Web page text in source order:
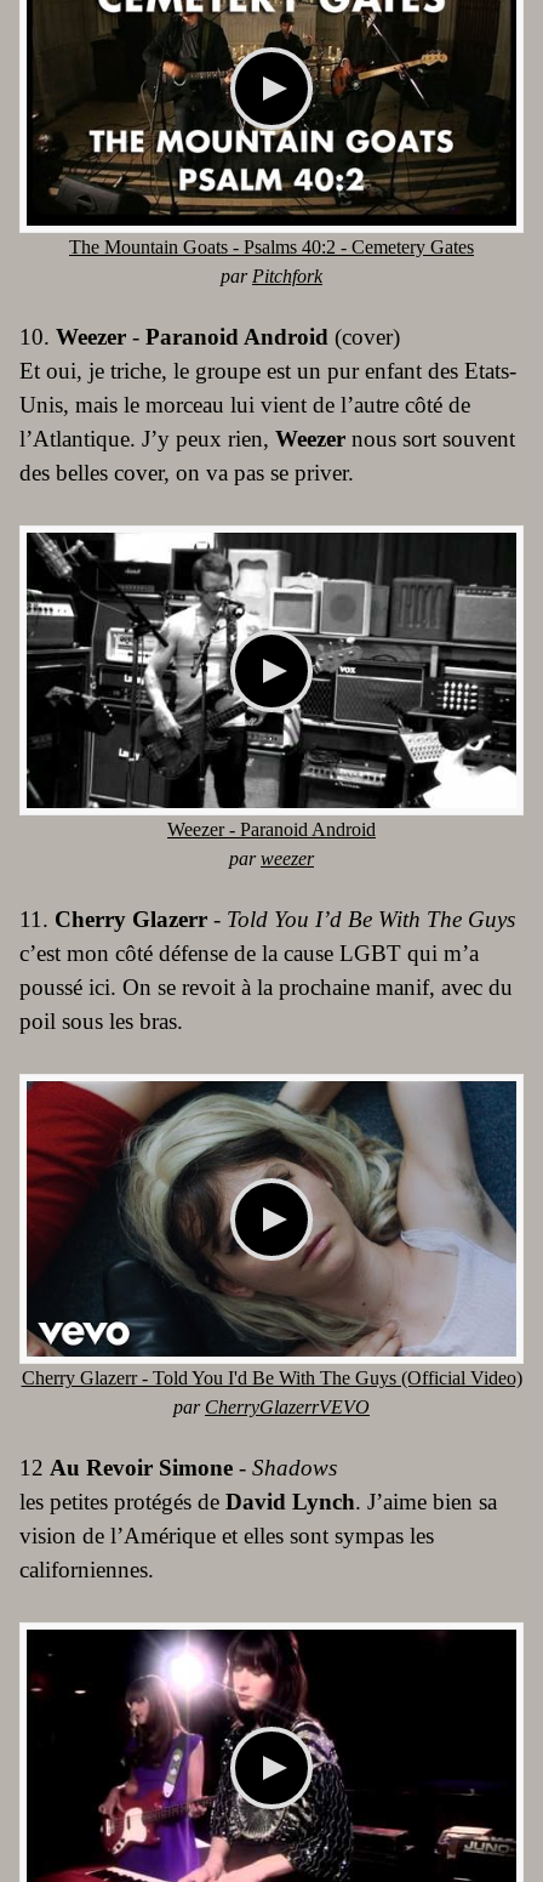
The Mountain Goats - Psalms 40:2 - Cemetery Gates
par Pitchfork
10. Weezer - Paranoid Android (cover)
Et oui, je triche, le groupe est un pur enfant des Etats-
Unis, mais le morceau lui vient de l’autre côté de
l’Atlantique. J’y peux rien, Weezer nous sort souvent
des belles cover, on va pas se priver.
Weezer - Paranoid Android
parweezer
11. Cherry Glazerr - Told You I’d Be With The Guys
c’est mon côté défense de la cause LGBT qui m’a
poussé ici. On se revoit à la prochaine manif, avec du
poil sous les bras.
Cherry Glazerr - Told You I'd Be With The Guys (Official Video)
par CherryGlazerrVEVO
12 Au Revoir Simone - Shadows
les petites protégés de David Lynch. J’aime bien sa
vision de l’Amérique et elles sont sympas les
californiennes.